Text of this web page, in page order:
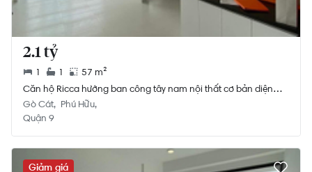
2.1 tỷ
1 1
57 m²
Căn hộ Ricca hướng ban công tây nam nội thất cơ bản diện
tích 57m²
Gò Cát
Phú Hữu
Quận 9
Giảm giá